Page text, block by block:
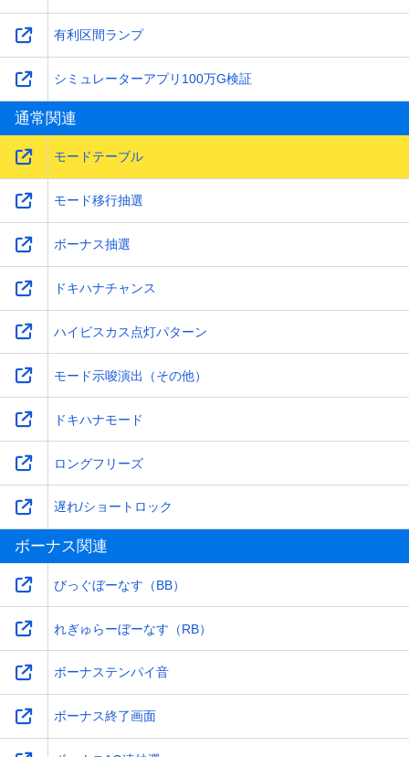
有利区間ランプ
シミュレーターアプリ100万G検証
通常関連
モードテーブル
モード移行抽選
ボーナス抽選
ドキハナチャンス
ハイビスカス点灯パターン
モード示唆演出（その他）
ドキハナモード
ロングフリーズ
遅れ/ショートロック
ボーナス関連
びっぐぼーなす（BB）
れぎゅらーぼーなす（RB）
ボーナステンパイ音
ボーナス終了画面